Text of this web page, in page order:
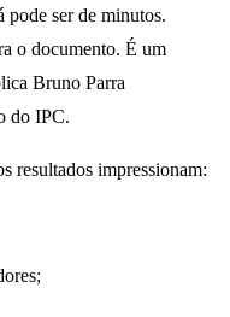
pode ser de minutos.
o documento. É um
Bruno Parra
do IPC.
resultados impressionam: